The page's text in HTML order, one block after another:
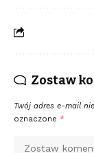
Zostaw
Twój adres e-mail
oznaczone *